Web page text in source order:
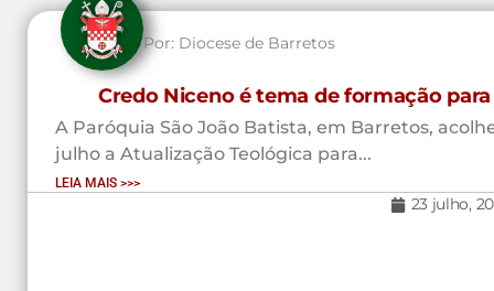
Por: Diocese de Barretos
Credo Niceno é tema de formação
A Paróquia São João Batista, em Barretos,
julho a Atualização Teológica para...
LEIA MAIS >>>
23 julho,